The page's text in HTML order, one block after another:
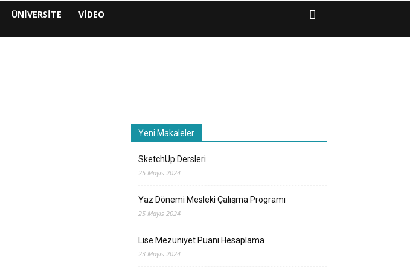
ÜNIVERSITE VIDEO
Yeni Makaleler
SketchUp Dersleri
25 Mayıs 2024
Yaz Dönemi Mesleki Çalışma Programı
25 Mayıs 2024
Lise Mezuniyet Puanı Hesaplama
23 Mayıs 2024